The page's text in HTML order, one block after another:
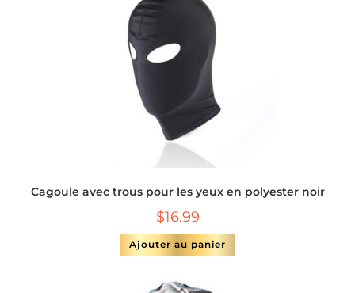
Cagoule avec trous pour les yeux en polyester noir
$16.99
Ajouter au panier